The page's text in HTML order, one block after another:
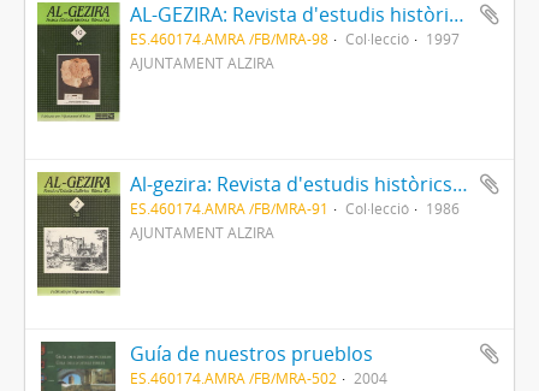
AL-GEZIRA: Revista d'estudis històrics - Ribera Alta
ES.460174.AMRA /FB/MRA-98 Col·lecció
1997
AJUNTAMENT ALZIRA
Al-gezira: Revista d'estudis històrics - Ribera Alta
ES.460174.AMRA /FB/MRA-91 Col·lecció
1986
AJUNTAMENT ALZIRA
Guía de nuestros prueblos
ES.460174.AMRA /FB/MRA-502
2004